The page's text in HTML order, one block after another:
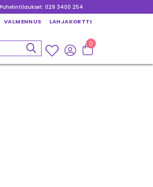
Puhelintilaukset: 029 3400 254
VALMENNUS LAHJAKORTTI
0